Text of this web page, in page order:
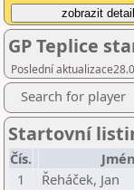
GP Teplice
Poslední
Search for player
Startovní
Čís.
1
Řeháček, Jan